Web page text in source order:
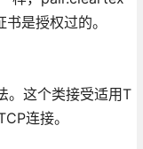
是授权过的。
。这个类接受适用T
连接。